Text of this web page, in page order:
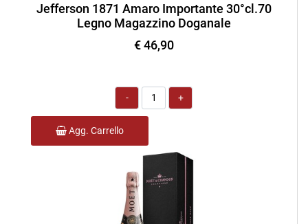
Jefferson 1871 Amaro Importante 30°cl.70
Legno Magazzino Doganale
€ 46,90
Quantità
Agg. Carrello